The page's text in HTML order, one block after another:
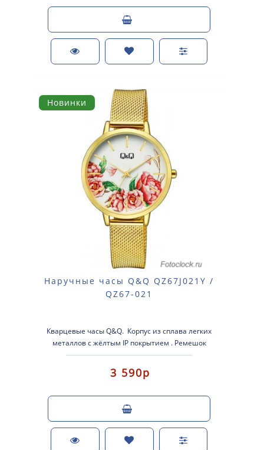
Новинки
Наручные часы Q&Q QZ67J021Y /
QZ67-021
Кварцевые часы Q&Q. Корпус из сплава легких
металлов с жёлтым IP покрытием . Ремешок
нержавеющая стал..
3 590р